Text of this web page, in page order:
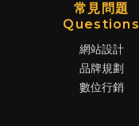
常見問題
Questions
網站設計
品牌規劃
數位行銷